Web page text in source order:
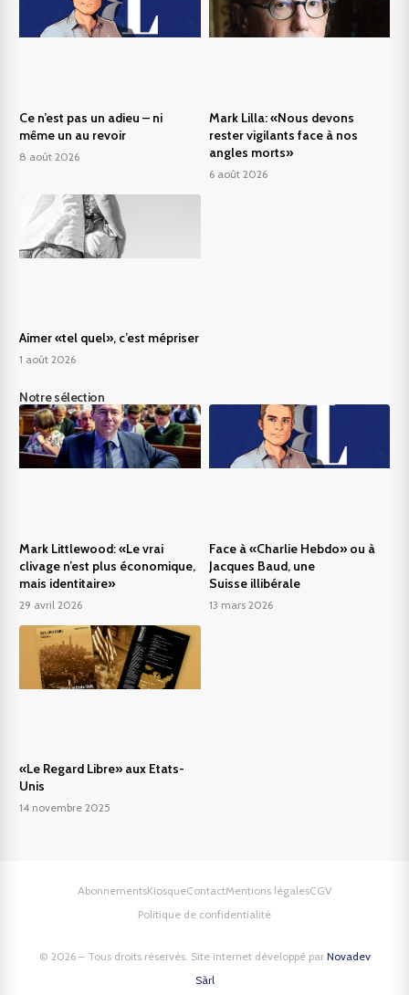
Ce n’est pas un adieu – ni
même un au revoir
8 août 2026
Mark Lilla: «Nous devons
rester vigilants face à nos
angles morts»
6 août 2026
Aimer «tel quel», c’est mépriser
1 août 2026
Notre sélection
Mark Littlewood: «Le vrai
clivage n’est plus économique,
mais identitaire»
29 avril 2026
Face à «Charlie Hebdo» ou à
Jacques Baud, une
Suisse illibérale
13 mars 2026
«Le Regard Libre» aux Etats-
Unis
14 novembre 2025
© 2026 – Tous droits réservés. Site internet développé par Novadev
Sàrl
AbonnementsKiosqueContactMentions légalesCGV
Politique de confidentialité